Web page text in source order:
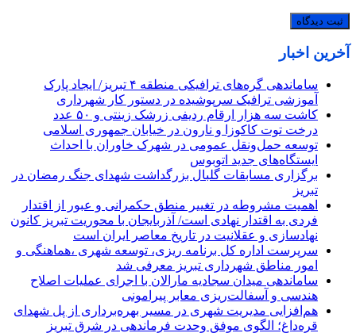
آخرین اخبار
ساماندهی گره‌های ترافیکی منطقه ۴ تبریز/ ایجاد پارک
آموزشی ترافیک سرپوشیده در دستور کار شهرداری
کاشت سه هزار ارقام ردیفی زرشک زینتی و ۵۰ عدد
درخت توت کاکوزا و نارون در خیابان جمهوری اسلامی
توسعه حمل‌ونقل عمومی در شهرک خاوران با احداث
ایستگاه‌های جدید اتوبوس
برگزاری مسابقات گلبال بزرگداشت شهدای جنگ رمضان در
تبریز
اهمیت مشروطه در تغییر منطق حکمرانی و عبور از اقتدار
فردی به اقتدار نهادی است/ آذربایجان با محوریت تبریز کانون
نهادسازی و عقلانیت در تاریخ معاصر ایران است
سرپرست اداره کل برنامه ریزی، توسعه شهری ،هماهنگی و
امور مناطق شهرداری تبریز معرفی شد
ساماندهی میدان سجادیه مارالان با اجرای عملیات اصلاح
هندسی و آسفالت‌ریزی معابر پیرامونی
هم‌افزایی مدیریت شهری در مسیر بهره‌برداری از پل شهدای
قره‌داغ؛ الگوی موفق وحدت فرماندهی در شرق تبریز